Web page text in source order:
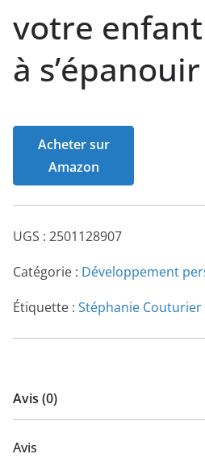
votre
à s’épanouir
Acheter sur
Amazon
UGS : 2501128907
Catégorie : Développement
Étiquette : Stéphanie Couturier
Avis (0)
Avis